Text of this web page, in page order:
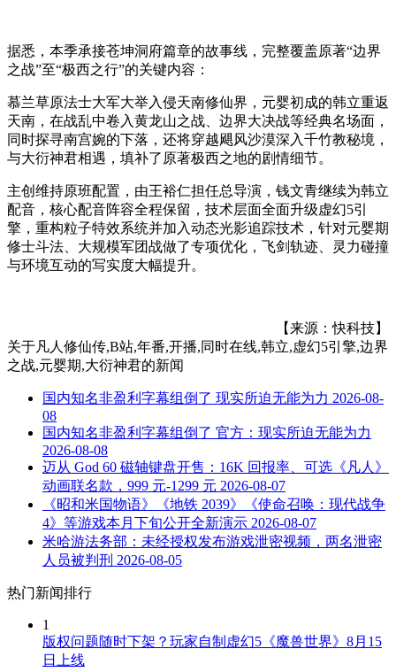
据悉，本季承接苍坤洞府篇章的故事线，完整覆盖原著“边界
之战”至“极西之行”的关键内容：
慕兰草原法士大军大举入侵天南修仙界，元婴初成的韩立重返
天南，在战乱中卷入黄龙山之战、边界大决战等经典名场面，
同时探寻南宫婉的下落，还将穿越飓风沙漠深入千竹教秘境，
与大衍神君相遇，填补了原著极西之地的剧情细节。
主创维持原班配置，由王裕仁担任总导演，钱文青继续为韩立
配音，核心配音阵容全程保留，技术层面全面升级虚幻5引
擎，重构粒子特效系统并加入动态光影追踪技术，针对元婴期
修士斗法、大规模军团战做了专项优化，飞剑轨迹、灵力碰撞
与环境互动的写实度大幅提升。
【来源：快科技】
关于凡人修仙传,B站,年番,开播,同时在线,韩立,虚幻5引擎,边界
之战,元婴期,大衍神君的新闻
国内知名非盈利字幕组倒了 现实所迫无能为力 2026-08-
08
国内知名非盈利字幕组倒了 官方：现实所迫无能为力
2026-08-08
迈从 God 60 磁轴键盘开售：16K 回报率、可选《凡人》
动画联名款，999 元-1299 元 2026-08-07
《昭和米国物语》《地铁 2039》《使命召唤：现代战争
4》等游戏本月下旬公开全新演示 2026-08-07
米哈游法务部：未经授权发布游戏泄密视频，两名泄密
人员被判刑 2026-08-05
热门新闻排行
1
版权问题随时下架？玩家自制虚幻5《魔兽世界》8月15
日上线